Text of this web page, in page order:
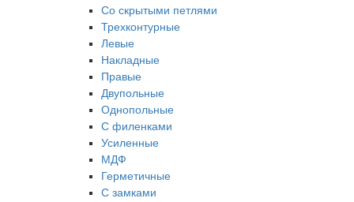
Со скрытыми петлями
Трехконтурные
Левые
Накладные
Правые
Двупольные
Однопольные
С филенками
Усиленные
МДФ
Герметичные
С замками